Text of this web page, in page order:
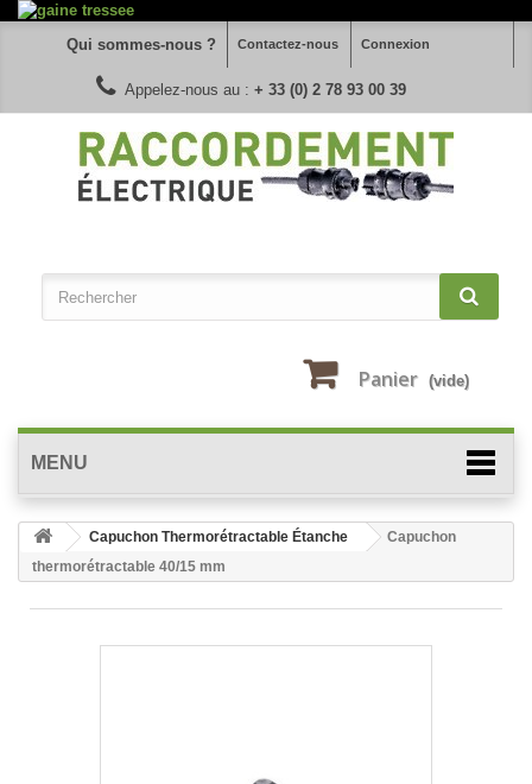
Connexion
Contactez-nous
Qui sommes-nous ?
Appelez-nous au : + 33 (0) 2 78 93 00 39
Panier (vide)
MENU
Capuchon Thermorétractable Étanche
Capuchon
thermorétractable 40/15 mm